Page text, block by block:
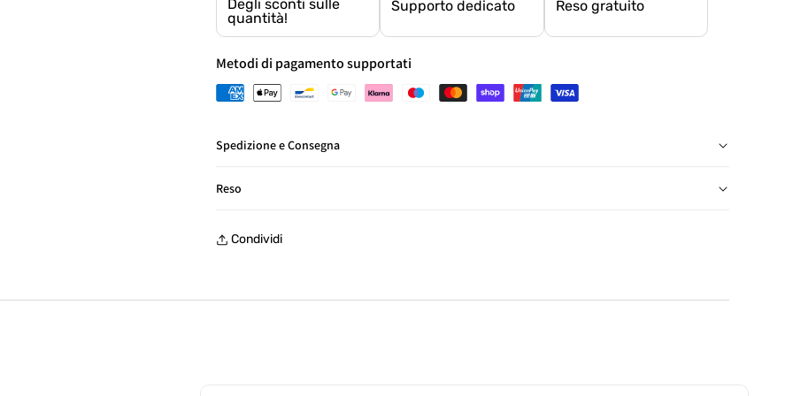
Degli sconti sulle
quantità!
Supporto dedicato Reso gratuito
Metodi di pagamento supportati
Spedizione e Consegna
Reso
Condividi